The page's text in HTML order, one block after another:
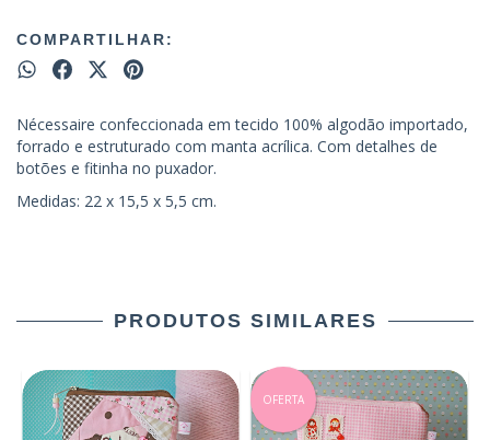
COMPARTILHAR:
Nécessaire confeccionada em tecido 100% algodão importado,
forrado e estruturado com manta acrílica. Com detalhes de
botões e fitinha no puxador.
Medidas: 22 x 15,5 x 5,5 cm.
PRODUTOS SIMILARES
OFERTA